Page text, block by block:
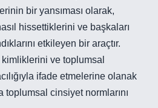
bir yansıması olarak,
hissettiklerini ve başkaları
etkileyen bir araçtır.
ve toplumsal
ifade etmelerine olanak
toplumsal cinsiyet normlarını